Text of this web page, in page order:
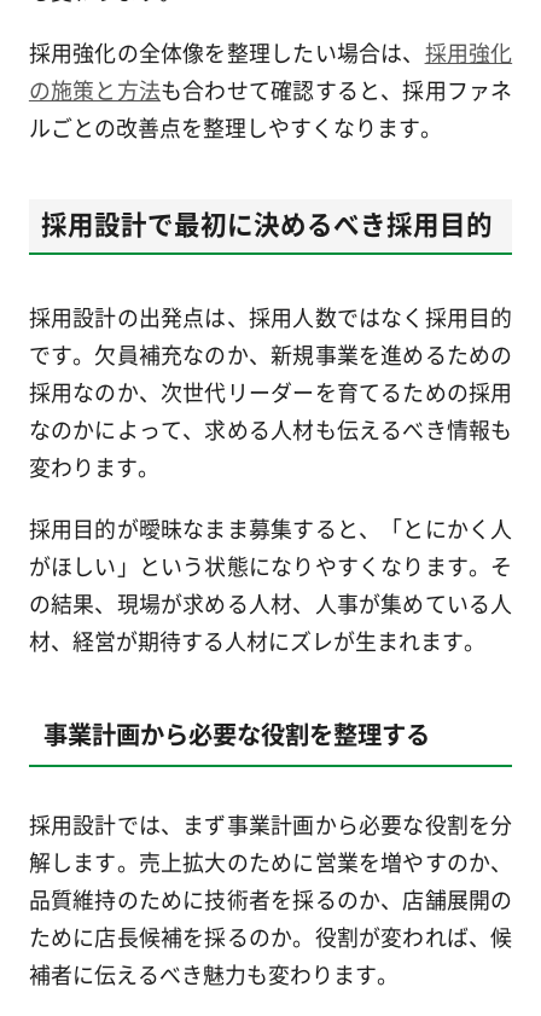
採用強化の全体像を整理したい場合は、 採用強化
の施策と方法も合わせて確認すると、採用ファネ
ルごとの改善点を整理しやすくなります。
採用設計で最初に決めるべき採用目的
採用設計の出発点は、採用人数ではなく採用目的
です。欠員補充なのか、新規事業を進めるための
採用なのか、次世代リーダーを育てるための採用
なのかによって、求める人材も伝えるべき情報も
変わります。
採用目的が曖昧なまま募集すると、「とにかく人
がほしい」という状態になりやすくなります。そ
の結果、現場が求める人材、人事が集めている人
材、経営が期待する人材にズレが生まれます。
事業計画から必要な役割を整理する
採用設計では、まず事業計画から必要な役割を分
解します。売上拡大のために営業を増やすのか、
品質維持のために技術者を採るのか、店舗展開の
ために店長候補を採るのか。役割が変われば、候
補者に伝えるべき魅力も変わります。